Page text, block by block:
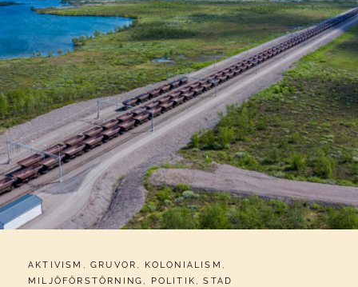
CATEGORIES:
AKTIVISM ,GRUVOR , KOLONIALISM ,
MILJÖFÖRSTÖRNING , POLITIK ,STAD